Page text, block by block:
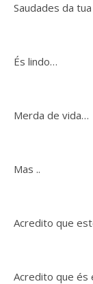
Saudades da
És lindo…
Merda de vida…
Mas ..
Acredito que
Acredito que és